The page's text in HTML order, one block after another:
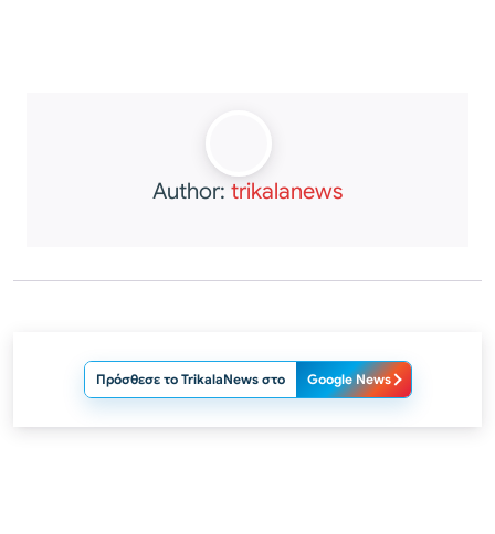
Author: trikalanews
Πρόσθεσε το TrikalaNews στο Google News